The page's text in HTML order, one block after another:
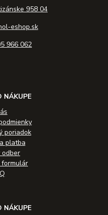
958 04
eshop.sk
966 062
NÁKUPE
poriadok
platba
odber
NÁKUPE